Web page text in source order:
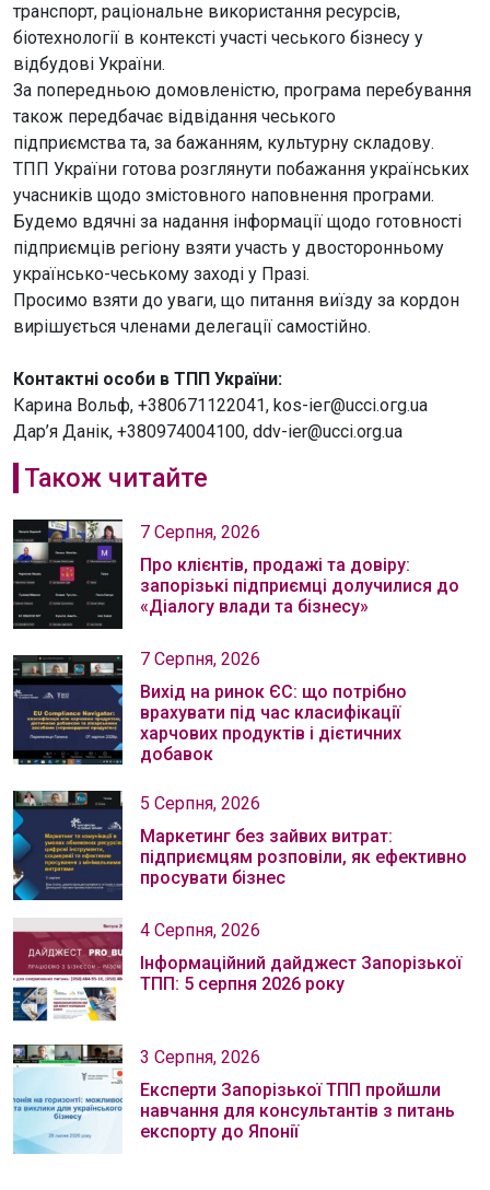
транспорт, раціональне використання ресурсів,
біотехнології в контексті участі чеського бізнесу у
відбудові України.
За попередньою домовленістю, програма перебування
також передбачає відвідання чеського
підприємства та, за бажанням, культурну складову.
ТПП України готова розглянути побажання українських
учасників щодо змістовного наповнення програми.
Будемо вдячні за надання інформації щодо готовності
підприємців регіону взяти участь у двосторонньому
українсько-чеському заході у Празі.
Просимо взяти до уваги, що питання виїзду за кордон
вирішується членами делегації самостійно.
Контактні особи в ТПП України:
Карина Вольф, +380671122041, kos-іег@uссі.огg.uа
Дар’я Данік, +380974004100, ddv-ier@ucci.org.ua
Також читайте
7 Серпня, 2026
Про клієнтів, продажі та довіру:
запорізькі підприємці долучилися до
«Діалогу влади та бізнесу»
7 Серпня, 2026
Вихід на ринок ЄС: що потрібно
врахувати під час класифікації
харчових продуктів і дієтичних
добавок
5 Серпня, 2026
Маркетинг без зайвих витрат:
підприємцям розповіли, як ефективно
просувати бізнес
4 Серпня, 2026
Інформаційний дайджест Запорізької
ТПП: 5 серпня 2026 року
3 Серпня, 2026
Експерти Запорізької ТПП пройшли
навчання для консультантів з питань
експорту до Японії